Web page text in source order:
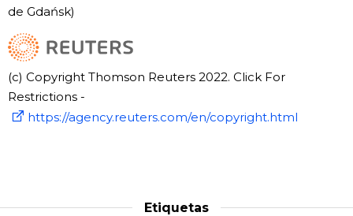
de Gdańsk)
(c) Copyright Thomson Reuters 2022. Click For
Restrictions -
https://agency.reuters.com/en/copyright.html
Etiquetas